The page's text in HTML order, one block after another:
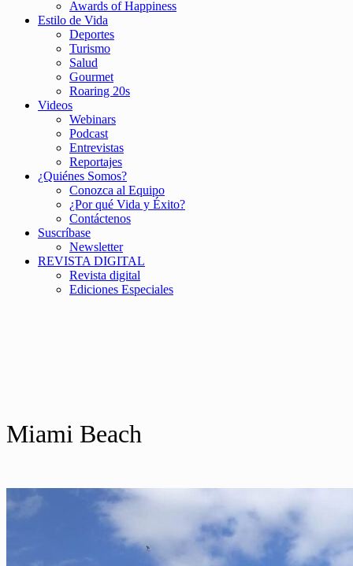
Awards of Happiness
Estilo de Vida
Deportes
Turismo
Salud
Gourmet
Roaring 20s
Videos
Webinars
Podcast
Entrevistas
Reportajes
¿Quiénes Somos?
Conozca al Equipo
¿Por qué Vida y Éxito?
Contáctenos
Suscríbase
Newsletter
REVISTA DIGITAL
Revista digital
Ediciones Especiales
Miami Beach